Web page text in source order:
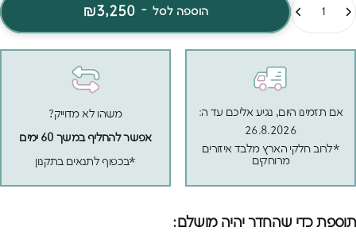
הוספה לסל -
₪3,250
אם תזמינו היום, נגיע אליכם עד ה:
26.8.2026
*לרוב חלקי הארץ מלבד איזורים
מרוחקים
משהו לא מדוייק?
אפשר להחליף במשך 60 ימים
*בכפוף לתנאים בתקנון
תוספת כדי שהחדר יהיה מושלם: